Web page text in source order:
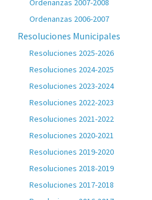
Ordenanzas 2007-2008
Ordenanzas 2006-2007
Resoluciones Municipales
Resoluciones 2025-2026
Resoluciones 2024-2025
Resoluciones 2023-2024
Resoluciones 2022-2023
Resoluciones 2021-2022
Resoluciones 2020-2021
Resoluciones 2019-2020
Resoluciones 2018-2019
Resoluciones 2017-2018